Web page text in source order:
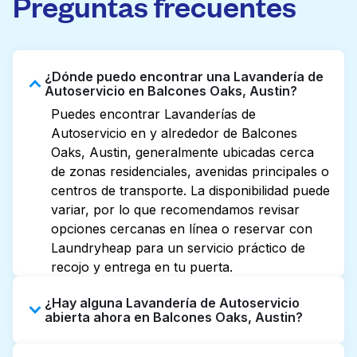
¿Dónde puedo encontrar una Lavandería de
Autoservicio en Balcones Oaks, Austin?
Puedes encontrar Lavanderías de
Autoservicio en y alrededor de Balcones
Oaks, Austin, generalmente ubicadas cerca
de zonas residenciales, avenidas principales o
centros de transporte. La disponibilidad puede
variar, por lo que recomendamos revisar
opciones cercanas en línea o reservar con
Laundryheap para un servicio práctico de
recojo y entrega en tu puerta.
¿Hay alguna Lavandería de Autoservicio
abierta ahora en Balcones Oaks, Austin?